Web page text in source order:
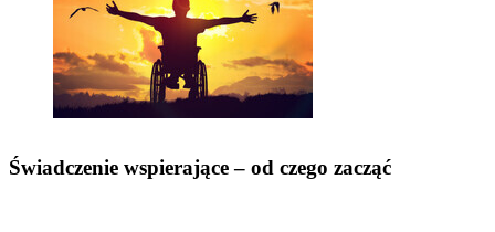
Świadczenie wspierające – od czego zacząć